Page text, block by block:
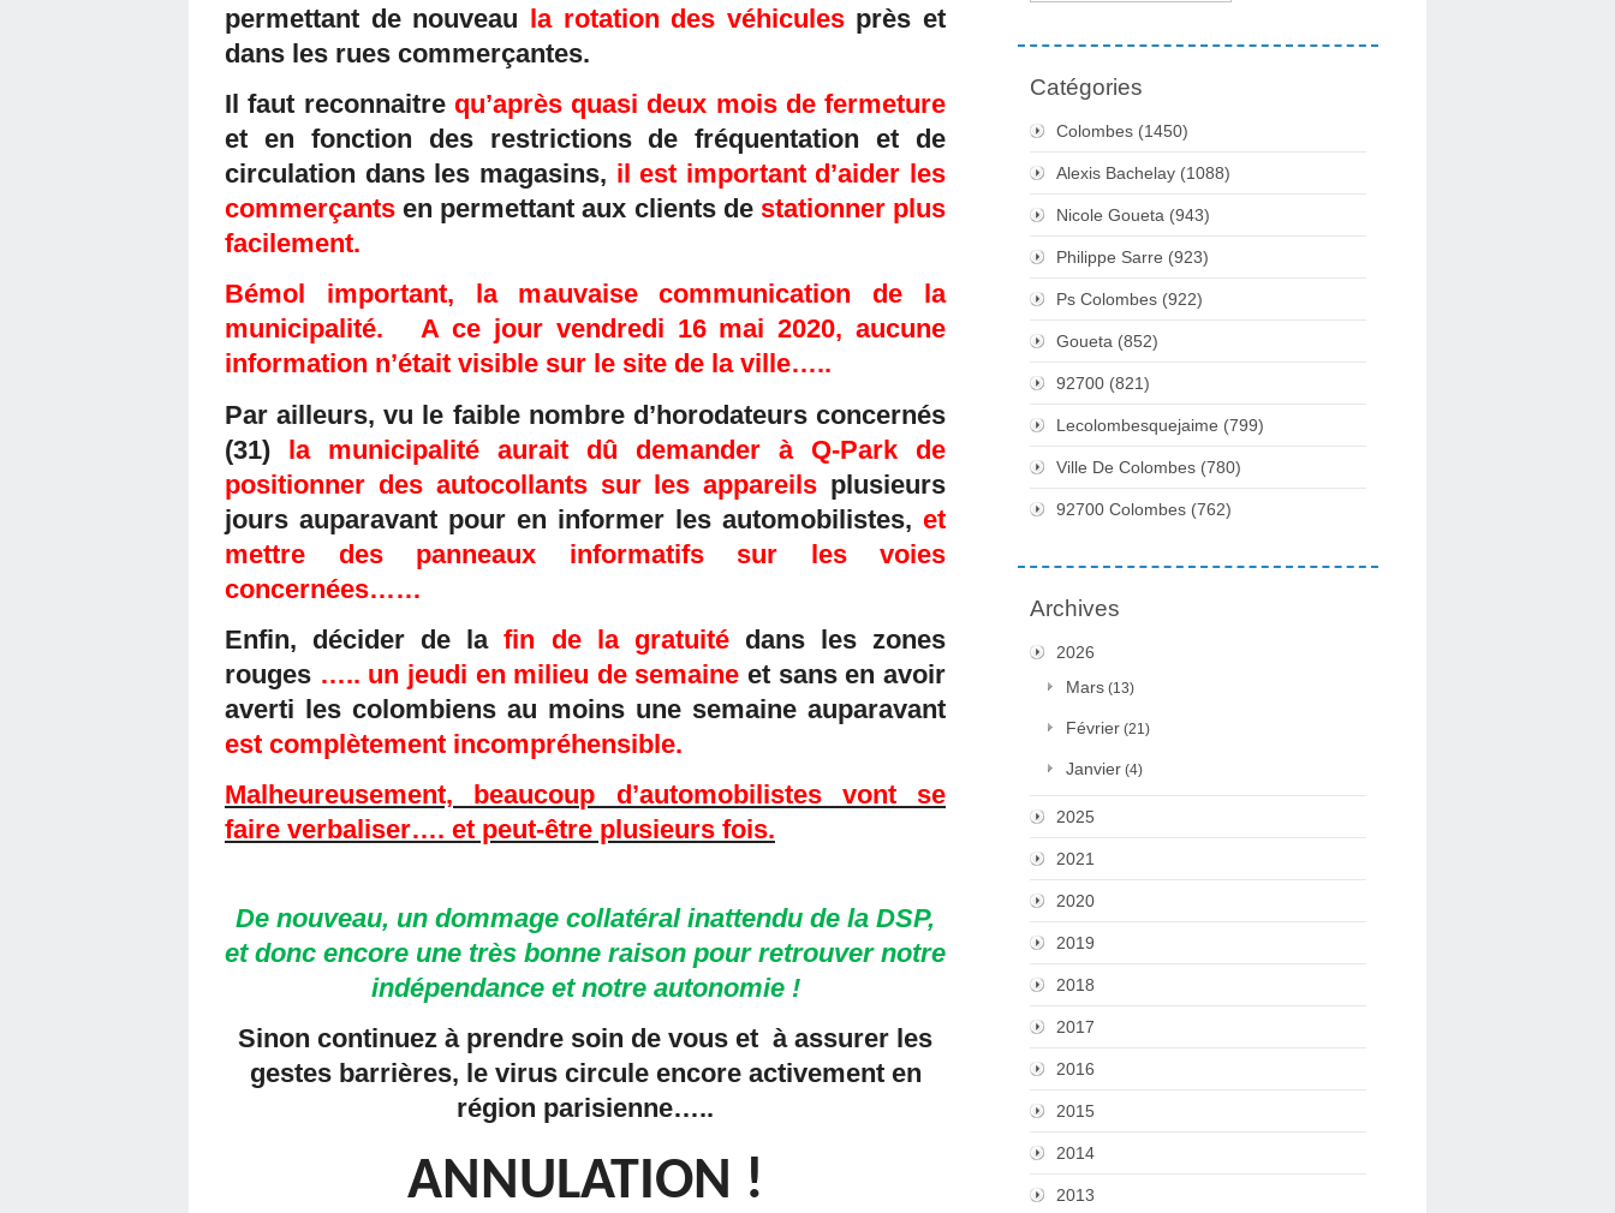
permettant de nouveau la rotation des véhicules près et
dans les rues commerçantes.
Il faut reconnaitre qu’après quasi deux mois de fermeture
et en fonction des restrictions de fréquentation et de
circulation dans les magasins, il est important d’aider les
commerçantsen permettant aux clients de stationner plus
facilement.
Bémol important, la mauvaise communication de la
municipalité. A ce jour vendredi 16 mai 2020, aucune
information n’était visible sur le site de la ville…..
Par ailleurs, vu le faible nombre d’horodateurs concernés
(31) la municipalité aurait dû demander à Q-Park de
positionner des autocollants sur les appareils plusieurs
jours auparavant pour en informer les automobilistes, et
mettre des panneaux informatifs sur les voies
concernées……
Enfin, décider de lafin de la gratuité dans les zones
rouges ….. un jeudi en milieu de semaineet sans en avoir
averti les colombiens au moins une semaine auparavant
est complètement incompréhensible.
Malheureusement, beaucoup d’automobilistes vont se
faire verbaliser…. et peut-être plusieurs fois.
De nouveau, un dommage collatéral inattendu de la DSP,
et donc encore une très bonne raison pour retrouver notre
indépendance et notre autonomie !
Sinon continuez à prendre soin de vous et à assurer les
gestes barrières, le virus circule encore activement en
région parisienne…..
ANNULATION !
Catégories
Colombes (1450)
Alexis Bachelay (1088)
Nicole Goueta (943)
Philippe Sarre (923)
Ps Colombes (922)
Goueta (852)
92700 (821)
Lecolombesquejaime (799)
Ville De Colombes (780)
92700 Colombes (762)
Archives
2026
Mars (13)
Février (21)
Janvier (4)
2025
2021
2020
2019
2018
2017
2016
2015
2014
2013